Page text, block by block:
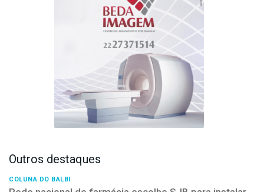
Outros destaques
COLUNA DO BALBI